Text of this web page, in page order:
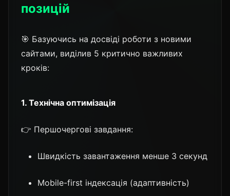
позицій
🎯 Базуючись на досвіді роботи з новими
сайтами, виділив 5 критично важливих
кроків:
1. Технічна оптимізація
👉 Першочергові завдання:
Швидкість завантаження менше 3 секунд
Mobile-first індексація (адаптивність)